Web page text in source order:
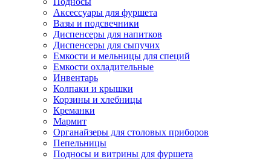
Аксессуары для фуршета
Вазы и подсвечники
Диспенсеры для напитков
Диспенсеры для сыпучих
Емкости и мельницы для специй
Емкости охладительные
Инвентарь
Колпаки и крышки
Корзины и хлебницы
Креманки
Мармит
Органайзеры для столовых приборов
Пепельницы
Подносы и витрины для фуршета